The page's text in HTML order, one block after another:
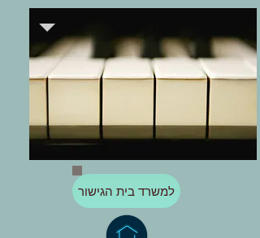
למשרד בית הגישור